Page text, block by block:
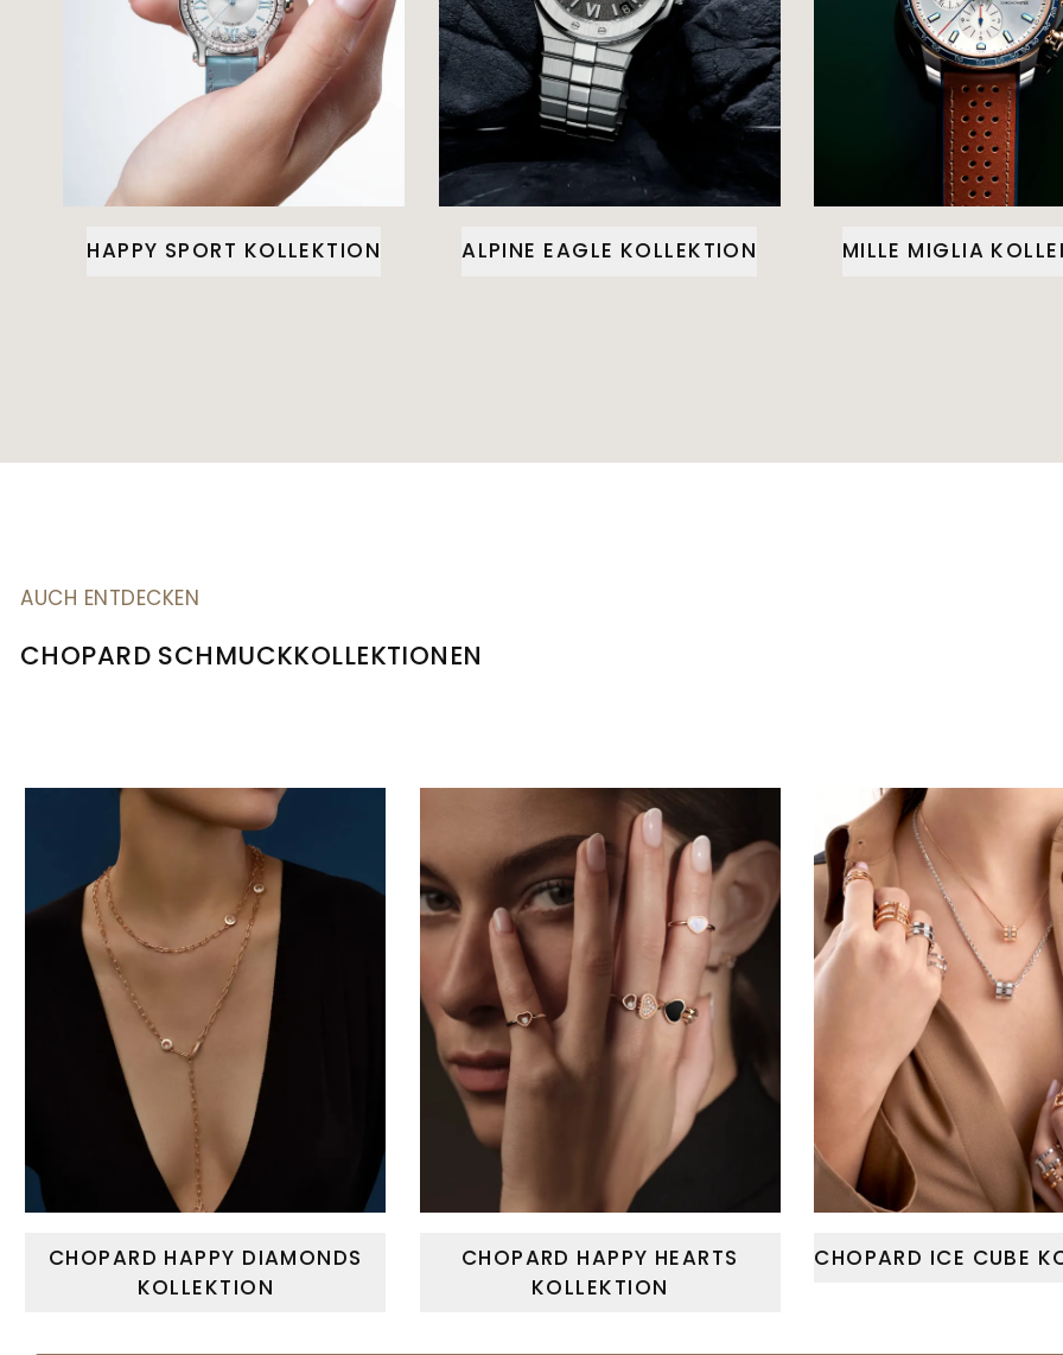
HAPPY SPORT KOLLEKTION ALPINE EAGLE KOLLEKTION MILLE MIGLIA
AUCH ENTDECKEN
CHOPARD SCHMUCKKOLLEKTIONEN
CHOPARD HAPPY DIAMONDS
KOLLEKTION
CHOPARD HAPPY HEARTS
KOLLEKTION
CHOPARD ICE CUBE